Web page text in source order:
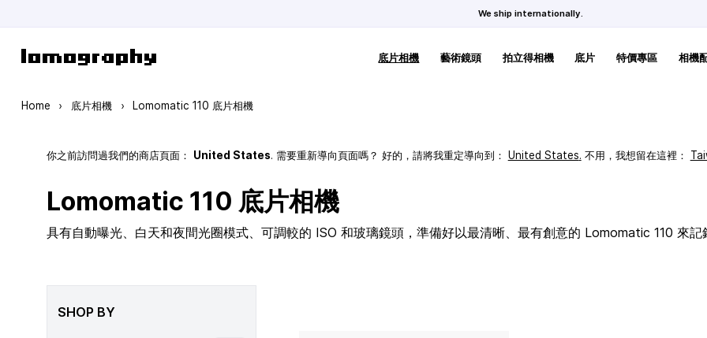
We ship internationally.
底片相機 藝術鏡頭 拍立得相機 底片 特價專區 相機
Home › 底片相機 › Lomomatic 110 底片相機
你之前訪問過我們的商店頁面： United States. 需要重新導向頁面嗎？ 好的，請將我重定導向到： United States. 不用，我想留在這裡：
Lomomatic 110 底片相機
具有自動曝光、白天和夜間光圈模式、可調較的 ISO 和玻璃鏡頭，準備好以最清晰、最有創意的 Lomomatic 110 來記
SHOP BY